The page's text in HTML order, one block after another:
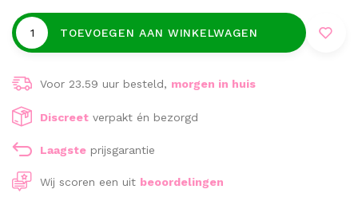
TOEVOEGEN AAN WINKELWAGEN
Voor 23.59 uur besteld, morgen in huis
Discreet verpakt én bezorgd
Laagste prijsgarantie
Wij scoren een uit beoordelingen